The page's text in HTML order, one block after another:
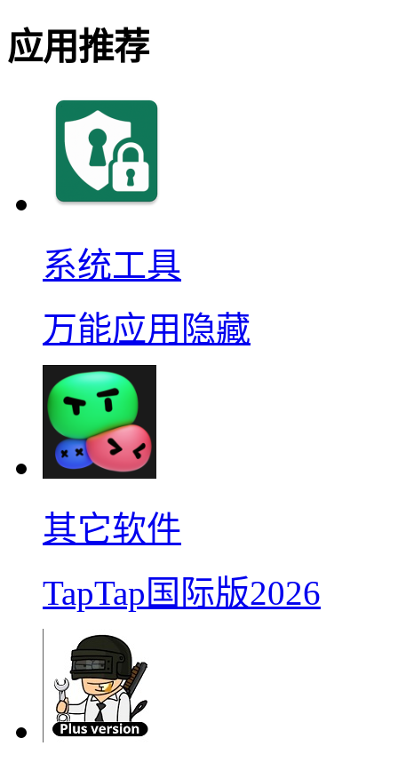
应用推荐
系统工具
万能应用隐藏
其它软件
TapTap国际版2026